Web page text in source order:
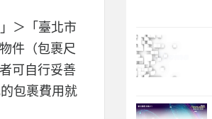
＞「臺北市
件（包裹尺
可自行妥善
包裹費用就